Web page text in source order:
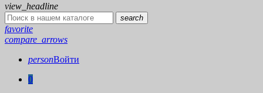
view_headline
search
favorite
compare_arrows
personВойти
0